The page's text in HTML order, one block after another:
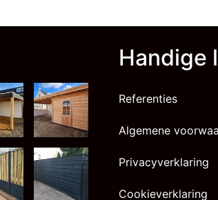
Handige
Referenties
Algemene
Privacyverklaring
Cookieverklaring